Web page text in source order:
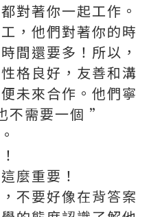
對著你一起工作。
，他們對著你的時
間還要多！所以，
格良好，友善和溝
未來合作。他們寧
需要一個 ”
麼重要！
不要好像在背答案